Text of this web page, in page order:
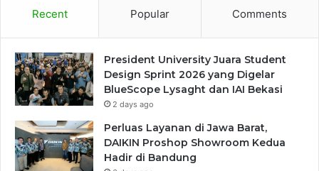
Recent Popular Comments
President University Juara Student
Design Sprint 2026 yang Digelar
BlueScope Lysaght dan IAI Bekasi
2 days ago
Perluas Layanan di Jawa Barat,
DAIKIN Proshop Showroom Kedua
Hadir di Bandung